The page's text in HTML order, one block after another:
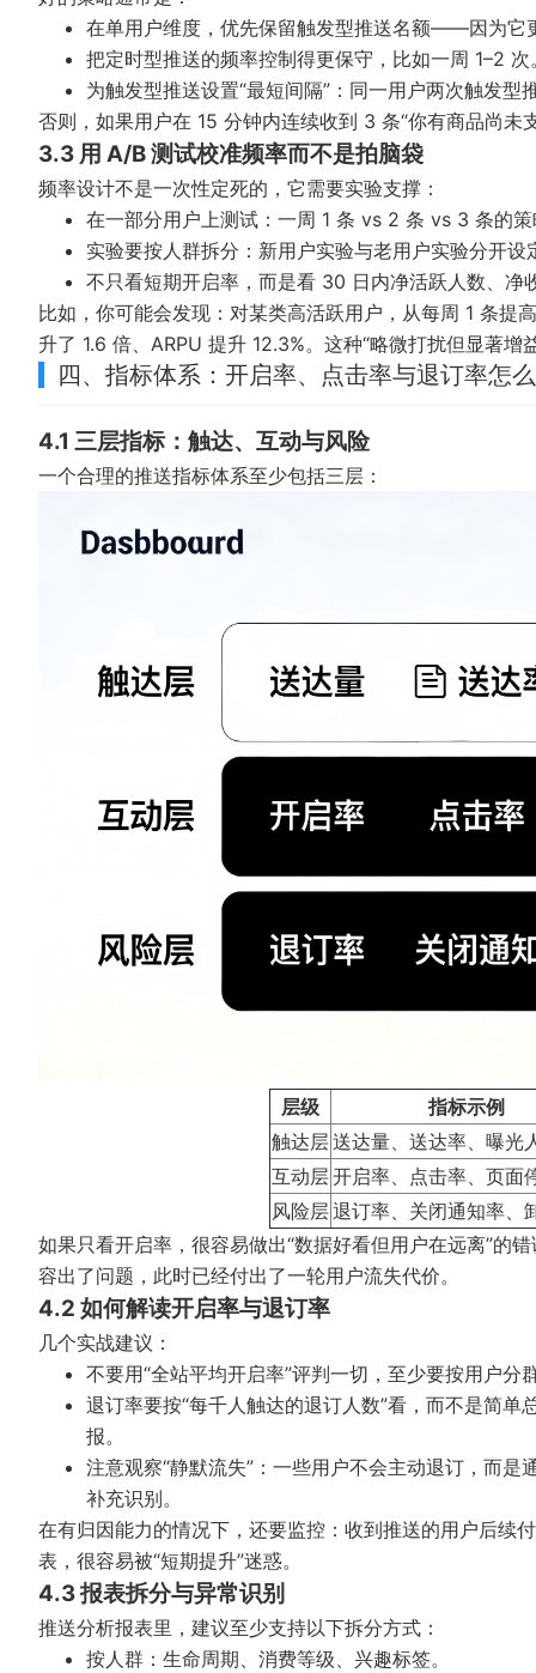
在单用户维度，优先保留触发型推送名额——因为它
把定时型推送的频率控制得更保守，比如一周 1–2 次
为触发型推送设置“最短间隔”：同一用户两次触发
否则，如果用户在 15 分钟内连续收到 3 条“你有商品尚
3.3 用 A/B 测试校准频率而不是拍脑袋
频率设计不是一次性定死的，它需要实验支撑：
在一部分用户上测试：一周 1 条 vs 2 条 vs 3 条的
实验要按人群拆分：新用户实验与老用户实验分开设
不只看短期开启率，而是看 30 日内净活跃人数、净
比如，你可能会发现：对某类高活跃用户，从每周 1 条
升了 1.6 倍、ARPU 提升 12.3%。这种“略微打扰但显著增
四、指标体系：开启率、点击率与退订率怎
4.1 三层指标：触达、互动与风险
一个合理的推送指标体系至少包括三层：
层级
指标示例
触达层送达量、送达率、曝光
互动层开启率、点击率、页面
风险层退订率、关闭通知率、
如果只看开启率，很容易做出“数据好看但用户在远离”的
容出了问题，此时已经付出了一轮用户流失代价。
4.2 如何解读开启率与退订率
几个实战建议：
不要用“全站平均开启率”评判一切，至少要按用户分
退订率要按“每千人触达的退订人数”看，而不是简
报。
注意观察“静默流失”：一些用户不会主动退订，而
补充识别。
在有归因能力的情况下，还要监控：收到推送的用户后续
表，很容易被“短期提升”迷惑。
4.3 报表拆分与异常识别
推送分析报表里，建议至少支持以下拆分方式：
按人群：生命周期、消费等级、兴趣标签。